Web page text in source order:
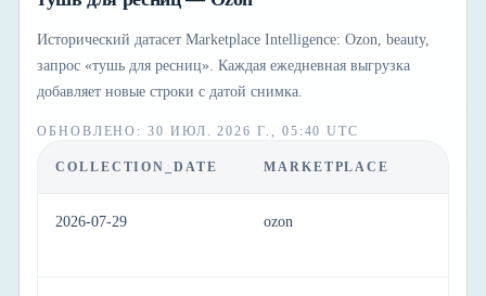
Исторический датасет Marketplace Intelligence: Ozon, beauty,
запрос «тушь для ресниц». Каждая ежедневная выгрузка
добавляет новые строки с датой снимка.
ОБНОВЛЕНО :30 ИЮЛ. 2026 Г., 05:40 UTC
COLLECTION_DATE MARKETPLACE
2026-07-29 ozon